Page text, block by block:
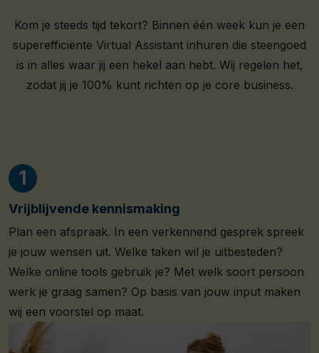
Kom je steeds tijd tekort? Binnen één week kun je een
superefficiënte Virtual Assistant inhuren die steengoed
is in alles waar jij een hekel aan hebt. Wij regelen het,
zodat jij je 100% kunt richten op je core business.
Vrijblijvende kennismaking
Plan een afspraak. In een verkennend gesprek spreek
je jouw wensen uit. Welke taken wil je uitbesteden?
Welke online tools gebruik je? Met welk soort persoon
werk je graag samen? Op basis van jouw input maken
wij een voorstel op maat.